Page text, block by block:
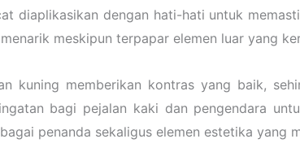
diaplikasikan dengan hati-hati untuk
meskipun terpapar elemen luar yang
kuning memberikan kontras yang baik,
bagi pejalan kaki dan pengendara
penanda sekaligus elemen estetika yang